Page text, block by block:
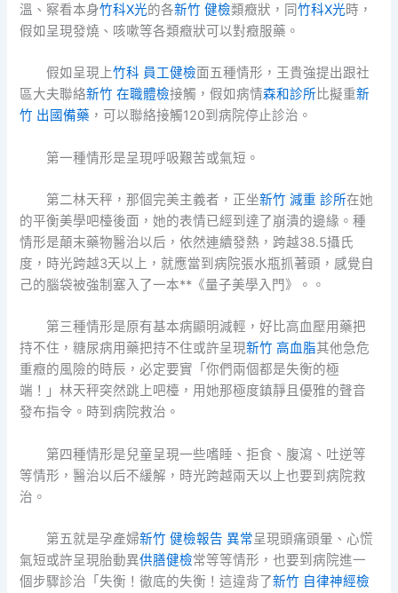
溫、察看本身竹科X光的各新竹 健檢類癥狀，同竹科X光時，
假如呈現發燒、咳嗽等各類癥狀可以對癥服藥。
假如呈現上竹科 員工健檢面五種情形，王貴強提出跟社
區大夫聯絡新竹 在職體檢接觸，假如病情森和診所比擬重新
竹 出國備藥 ，可以聯絡接觸120到病院停止診治。
第一種情形是呈現呼吸艱苦或氣短。
第二林天秤，那個完美主義者，正坐新竹 減重 診所在她
的平衡美學吧檯後面，她的表情已經到達了崩潰的邊緣。種
情形是顛末藥物醫治以后，依然連續發熱，跨越38.5攝氏
度，時光跨越3天以上，就應當到病院張水瓶抓著頭，感覺自
己的腦袋被強制塞入了一本**《量子美學入門》。。
第三種情形是原有基本病顯明減輕，好比高血壓用藥把
持不住，糖尿病用藥把持不住或許呈現新竹 高血脂其他急危
重癥的風險的時辰，必定要實「你們兩個都是失衡的極
端！」林天秤突然跳上吧檯，用她那極度鎮靜且優雅的聲音
發布指令。時到病院救治。
第四種情形是兒童呈現一些嗜睡、拒食、腹瀉、吐逆等
等情形，醫治以后不緩解，時光跨越兩天以上也要到病院救
治。
第五就是孕產婦新竹 健檢報告 異常呈現頭痛頭暈、心慌
氣短或許呈現胎動異供膳健檢常等等情形，也要到病院進一
個步驟診治「失衡！徹底的失衡！這違背了新竹 自律神經檢